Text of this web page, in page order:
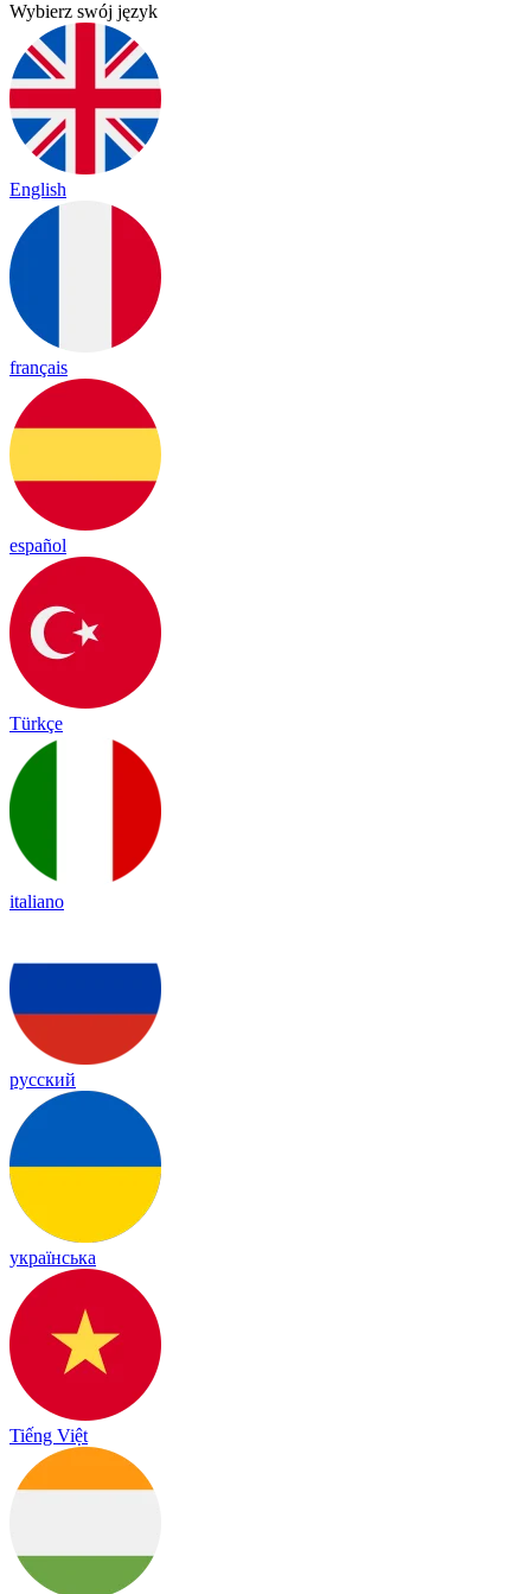
Wybierz swój język
English
français
español
Türkçe
italiano
русский
українська
Tiếng Việt